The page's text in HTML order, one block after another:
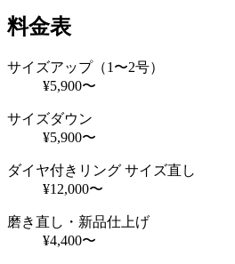
料金表
サイズアップ（1〜2号）
¥5,900〜
サイズダウン
¥5,900〜
ダイヤ付きリング サイズ直し
¥12,000〜
磨き直し・新品仕上げ
¥4,400〜